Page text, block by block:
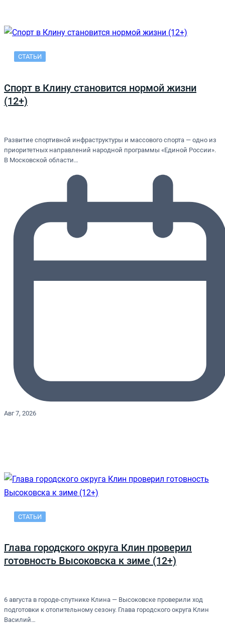
СТАТЬИ
Спорт в Клину становится нормой жизни
(12+)
Развитие спортивной инфраструктуры и массового спорта — одно из
приоритетных направлений народной программы «Единой России».
В Московской области…
Авг 7, 2026
СТАТЬИ
Глава городского округа Клин проверил
готовность Высоковска к зиме (12+)
6 августа в городе-спутнике Клина — Высоковске проверили ход
подготовки к отопительному сезону. Глава городского округа Клин
Василий…